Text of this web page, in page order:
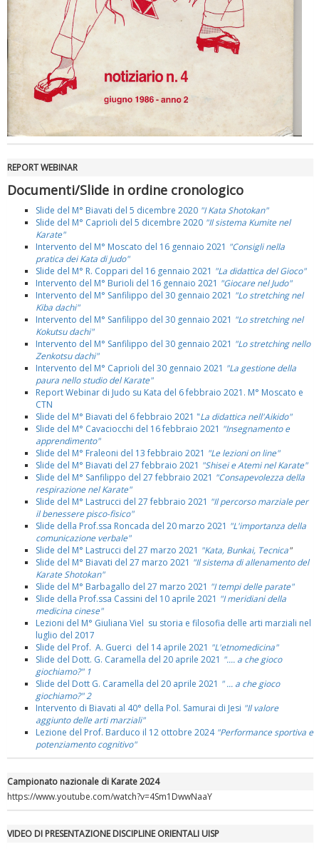
REPORT WEBINAR
Documenti/Slide in ordine cronologico
Slide del M° Biavati del 5 dicembre 2020 "I Kata Shotokan"
Slide del M° Caprioli del 5 dicembre 2020 "Il sistema Kumite nel
Karate"
Intervento del M° Moscato del 16 gennaio 2021 "Consigli nella
pratica dei Kata di Judo"
Slide del M° R. Coppari del 16 gennaio 2021 "La didattica del Gioco"
Intervento del M° Burioli del 16 gennaio 2021 "Giocare nel Judo"
Intervento del M° Sanfilippo del 30 gennaio 2021 "Lo stretching nel
Kiba dachi"
Intervento del M° Sanfilippo del 30 gennaio 2021 "Lo stretching nel
Kokutsu dachi"
Intervento del M° Sanfilippo del 30 gennaio 2021 "Lo stretching nello
Zenkotsu dachi"
Intervento del M° Caprioli del 30 gennaio 2021 "La gestione della
paura nello studio del Karate"
Report Webinar di Judo su Kata del 6 febbraio 2021. M° Moscato e
CTN
Slide del M° Biavati del 6 febbraio 2021 "La didattica nell'Aikido"
Slide del M° Cavaciocchi del 16 febbraio 2021 "Insegnamento e
apprendimento"
Slide del M° Fraleoni del 13 febbraio 2021 "Le lezioni on line"
Slide del M° Biavati del 27 febbraio 2021 "Shisei e Atemi nel Karate"
Slide del M° Sanfilippo del 27 febbraio 2021 "Consapevolezza della
respirazione nel Karate"
Slide del M° Lastrucci del 27 febbraio 2021 "Il percorso marziale per
il benessere pisco-fisico"
Slide della Prof.ssa Roncada del 20 marzo 2021 "L'importanza della
comunicazione verbale"
Slide del M° Lastrucci del 27 marzo 2021 "Kata, Bunkai, Tecnica"
Slide del M° Biavati del 27 marzo 2021 "Il sistema di allenamento del
Karate Shotokan"
Slide del M° Barbagallo del 27 marzo 2021 "I tempi delle parate"
Slide della Prof.ssa Cassini del 10 aprile 2021 "I meridiani della
medicina cinese"
Lezioni del M° Giuliana Viel su storia e filosofia delle arti marziali nel
luglio del 2017
Slide del Prof. A. Guerci del 14 aprile 2021 "L'etnomedicina"
Slide del Dott. G. Caramella del 20 aprile 2021 ".... a che gioco
giochiamo?" 1
Slide del Dott G. Caramella del 20 aprile 2021 " ... a che gioco
giochiamo?" 2
Intervento di Biavati al 40° della Pol. Samurai di Jesi "Il valore
aggiunto delle arti marziali"
Lezione del Prof. Barduco il 12 ottobre 2024"Performance sportiva e
potenziamento cognitivo"
Campionato nazionale di Karate 2024
https://www.youtube.com/watch?v=4Sm1DwwNaaY
VIDEO DI PRESENTAZIONE DISCIPLINE ORIENTALI UISP